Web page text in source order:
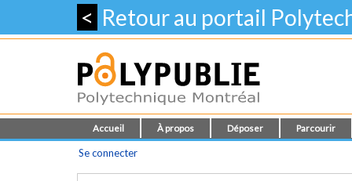
< Retour au portail
Accueil À propos Déposer Parcourir
Se connecter